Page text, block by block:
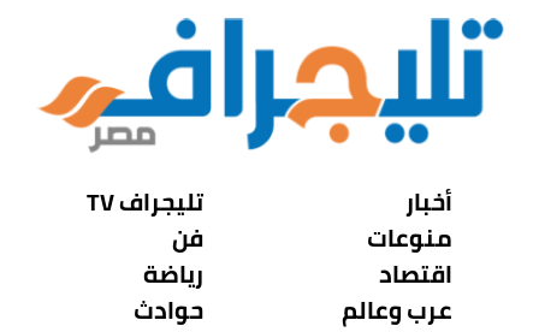
أخبار
منوعات
اقتصاد
عرب وعالم
تليجراف TV
فن
رياضة
حوادث